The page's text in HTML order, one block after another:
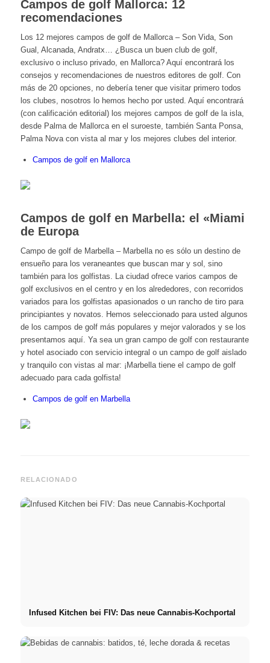
Campos de golf Mallorca: 12
recomendaciones
Los 12 mejores campos de golf de Mallorca – Son Vida, Son
Gual, Alcanada, Andratx… ¿Busca un buen club de golf,
exclusivo o incluso privado, en Mallorca? Aquí encontrará los
consejos y recomendaciones de nuestros editores de golf. Con
más de 20 opciones, no debería tener que visitar primero todos
los clubes, nosotros lo hemos hecho por usted. Aquí encontrará
(con calificación editorial) los mejores campos de golf de la isla,
desde Palma de Mallorca en el suroeste, también Santa Ponsa,
Palma Nova con vista al mar y los mejores clubes del interior.
Campos de golf en Mallorca
Campos de golf en Marbella: el «Miami
de Europa
Campo de golf de Marbella – Marbella no es sólo un destino de
ensueño para los veraneantes que buscan mar y sol, sino
también para los golfistas. La ciudad ofrece varios campos de
golf exclusivos en el centro y en los alrededores, con recorridos
variados para los golfistas apasionados o un rancho de tiro para
principiantes y novatos. Hemos seleccionado para usted algunos
de los campos de golf más populares y mejor valorados y se los
presentamos aquí. Ya sea un gran campo de golf con restaurante
y hotel asociado con servicio integral o un campo de golf aislado
y tranquilo con vistas al mar: ¡Marbella tiene el campo de golf
adecuado para cada golfista!
Campos de golf en Marbella
RELACIONADO
Infused Kitchen bei FIV: Das neue Cannabis-Kochportal